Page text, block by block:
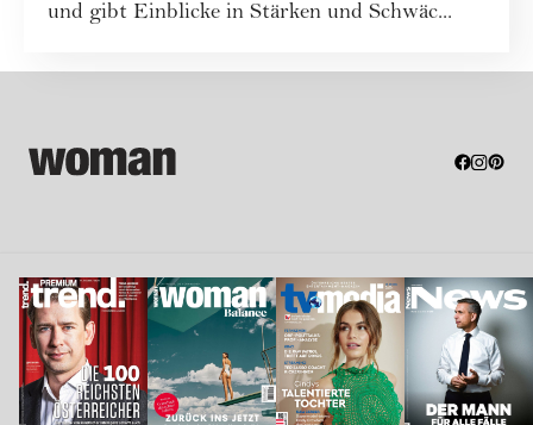
und gibt Einblicke in Stärken und Schwäc...